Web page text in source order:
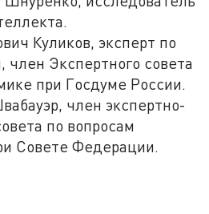
Куликов, эксперт по
член Экспертного совета
при Госдуме России.
член экспертно-
по вопросам
Совете Федерации.